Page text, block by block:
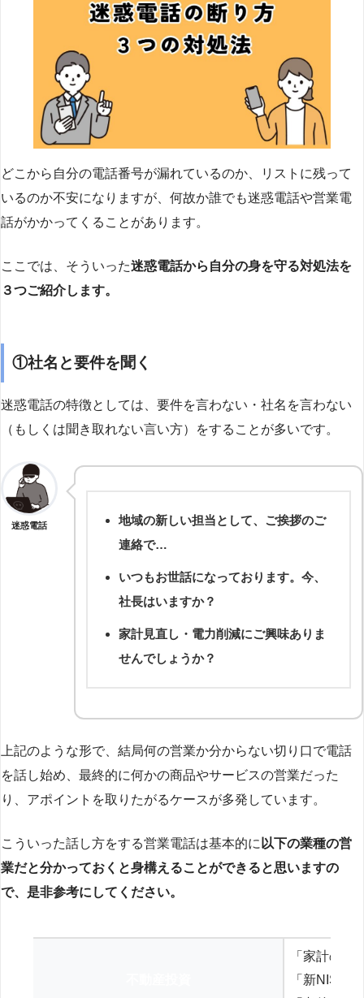
どこから自分の電話番号が漏れているのか、リストに残って
いるのか不安になりますが、何故か誰でも迷惑電話や営業電
話がかかってくることがあります。
ここでは、そういった迷惑電話から自分の身を守る対処法を
３つご紹介します。
①社名と要件を聞く
迷惑電話の特徴としては、要件を言わない・社名を言わない
（もしくは聞き取れない言い方）をすることが多いです。
迷惑電話
地域の新しい担当として、ご挨拶のご
連絡で…
いつもお世話になっております。今、
社長はいますか？
家計見直し・電力削減にご興味ありま
せんでしょうか？
上記のような形で、結局何の営業か分からない切り口で電話
を話し始め、最終的に何かの商品やサービスの営業だった
り、アポイントを取りたがるケースが多発しています。
こういった話し方をする営業電話は基本的に 以下の業種の営
業だと分かっておくと身構えることができると思いますの
で、是非参考にしてください。
「家計の見
「新NISA